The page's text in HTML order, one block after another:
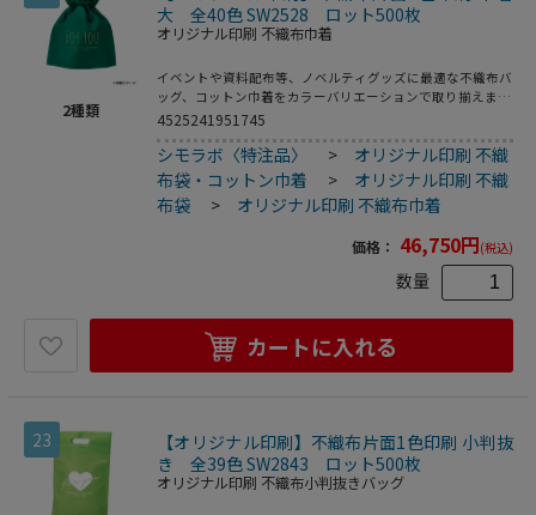
2種類
大 全40色 SW2528 ロット500枚
オリジナル印刷 不織布巾着
イベントや資料配布等、ノベルティグッズに最適な不織布バ
ッグ、コットン巾着をカラーバリエーションで取り揃えまし
た。片面シルク1色印刷、印刷領域は別途テンプレートでご
4525241951745
シモラボ〈特注品〉 > オリジナル印刷 不織
布袋・コットン巾着
> オリジナル印刷 不織
布袋
> オリジナル印刷 不織布巾着
価格： 46,750円(税込)
数量
カートに入れる
23
【オリジナル印刷】不織布片面1色印刷 小判抜
き 全39色 SW2843 ロット500枚
オリジナル印刷 不織布小判抜きバッグ